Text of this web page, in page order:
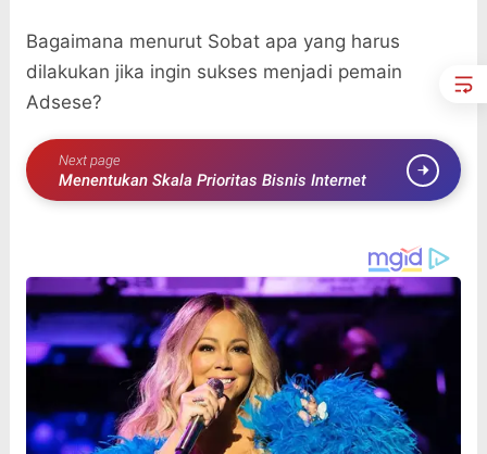
Bagaimana menurut Sobat apa yang harus
dilakukan jika ingin sukses menjadi pemain
Adsese?
Next page
Menentukan Skala Prioritas Bisnis Internet